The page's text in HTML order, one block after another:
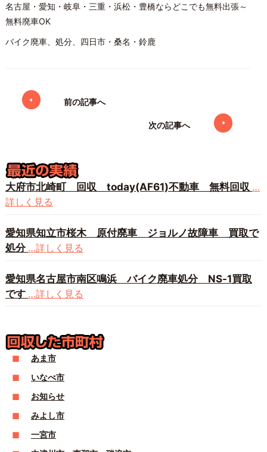
名古屋・愛知・岐阜・三重・浜松・豊橋ならどこでも無料出張～
無料廃車OK
バイク廃車、処分、四日市・桑名・鈴鹿
前の記事へ
次の記事へ
大府市北崎町 回収 today(AF61)不動車 無料回収 …
詳しく見る
愛知県知立市桜木 原付廃車 ジョルノ故障車 買取で
処分 …詳しく見る
愛知県名古屋市南区鳴浜 バイク廃車処分 NS-1買取
です …詳しく見る
あま市
いなべ市
お知らせ
みよし市
一宮市